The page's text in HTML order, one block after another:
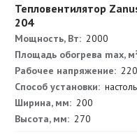
Тепловентилятор
204
Мощность, Вт: 2000
Площадь обогрева max,
Рабочее напряжение: 220
Способ установки:
Ширина, мм: 200
Высота, мм: 270